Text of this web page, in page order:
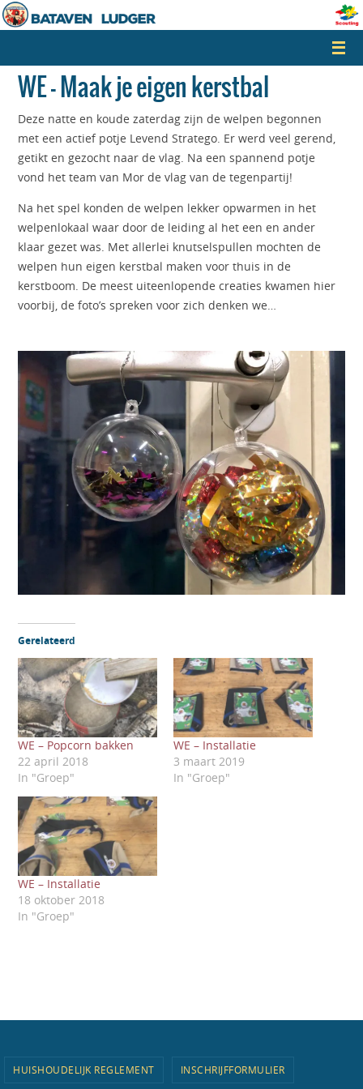
Naar
de
springen
WE – Maak je eigen kerstbal
Deze natte en koude zaterdag zijn de welpen begonnen
met een actief potje Levend Stratego. Er werd veel gerend,
getikt en gezocht naar de vlag. Na een spannend potje
vond het team van Mor de vlag van de tegenpartij!
Na het spel konden de welpen lekker opwarmen in het
welpenlokaal waar door de leiding al het een en ander
klaar gezet was. Met allerlei knutselspullen mochten de
welpen hun eigen kerstbal maken voor thuis in de
kerstboom. De meest uiteenlopende creaties kwamen hier
voorbij, de foto’s spreken voor zich denken we…
Gerelateerd
WE – Popcorn bakken
22 april 2018
In "Groep"
WE – Installatie
3 maart 2019
In "Groep"
WE – Installatie
18 oktober 2018
In "Groep"
HUISHOUDELIJK REGLEMENT INSCHRIJFFORMULIER